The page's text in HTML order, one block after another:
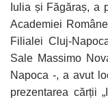
Iulia și Făgăraș, a
Academiei
Filialei Cluj-
Sale Massimo
Napoca -, a avut
prezentarea cărții